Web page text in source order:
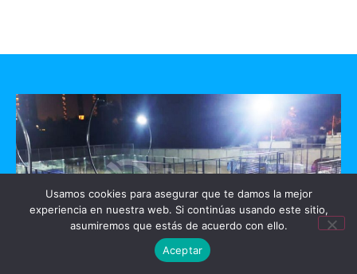
Usamos cookies para asegurar que te damos la mejor
experiencia en nuestra web. Si continúas usando este sitio,
asumiremos que estás de acuerdo con ello.
Aceptar